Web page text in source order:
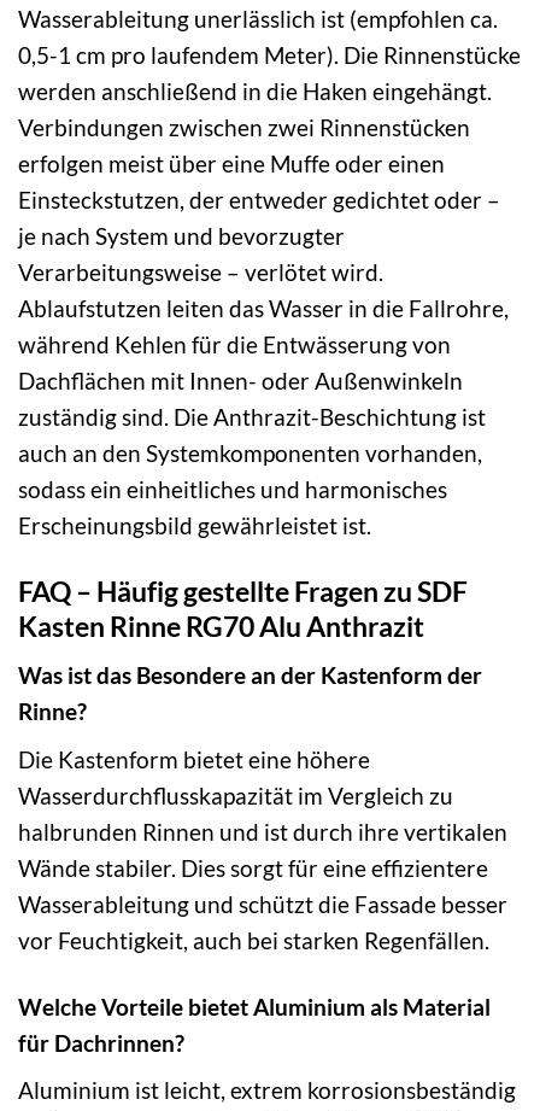
Wasserableitung unerlässlich ist (empfohlen ca.
0,5-1 cm pro laufendem Meter). Die Rinnenstücke
werden anschließend in die Haken eingehängt.
Verbindungen zwischen zwei Rinnenstücken
erfolgen meist über eine Muffe oder einen
Einsteckstutzen, der entweder gedichtet oder –
je nach System und bevorzugter
Verarbeitungsweise – verlötet wird.
Ablaufstutzen leiten das Wasser in die Fallrohre,
während Kehlen für die Entwässerung von
Dachflächen mit Innen- oder Außenwinkeln
zuständig sind. Die Anthrazit-Beschichtung ist
auch an den Systemkomponenten vorhanden,
sodass ein einheitliches und harmonisches
Erscheinungsbild gewährleistet ist.
FAQ – Häufig gestellte Fragen zu SDF
Kasten Rinne RG70 Alu Anthrazit
Was ist das Besondere an der Kastenform der
Rinne?
Die Kastenform bietet eine höhere
Wasserdurchflusskapazität im Vergleich zu
halbrunden Rinnen und ist durch ihre vertikalen
Wände stabiler. Dies sorgt für eine effizientere
Wasserableitung und schützt die Fassade besser
vor Feuchtigkeit, auch bei starken Regenfällen.
Welche Vorteile bietet Aluminium als Material
für Dachrinnen?
Aluminium ist leicht, extrem korrosionsbeständig